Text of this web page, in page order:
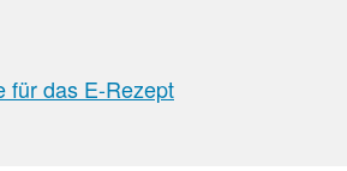
für das E-Rezept